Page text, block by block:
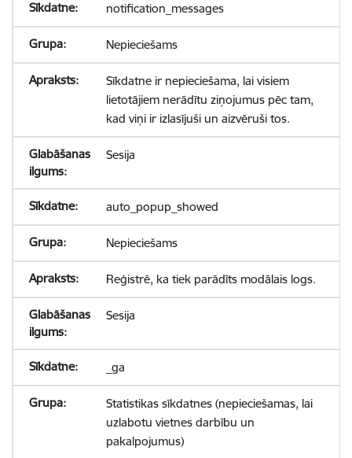
notification_messages
Nepieciešams
Sīkdatne ir nepieciešama, lai visiem
lietotājiem nerādītu ziņojumus pēc tam,
kad viņi ir izlasījuši un aizvēruši tos.
Sesija
auto_popup_showed
Nepieciešams
Reģistrē, ka tiek parādīts modālais logs.
Sesija
_ga
Statistikas sīkdatnes (nepieciešamas, lai
uzlabotu vietnes darbību un
pakalpojumus)